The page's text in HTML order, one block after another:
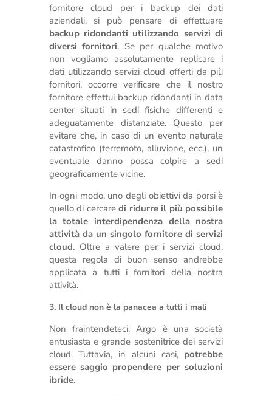
fornitore cloud per i backup dei dati
aziendali, si può pensare di effettuare
backup ridondanti utilizzando servizi di
diversi fornitori. Se per qualche motivo
non vogliamo assolutamente replicare i
dati utilizzando servizi cloud offerti da più
fornitori, occorre verificare che il nostro
fornitore effettui backup ridondanti in data
center situati in sedi fisiche differenti e
adeguatamente distanziate. Questo per
evitare che, in caso di un evento naturale
catastrofico (terremoto, alluvione, ecc.), un
eventuale danno possa colpire a sedi
geograficamente vicine.
In ogni modo, uno degli obiettivi da porsi è
quello di cercaredi ridurre il più possibile
la totale interdipendenza della nostra
attività da un singolo fornitore di servizi
cloud. Oltre a valere per i servizi cloud,
questa regola di buon senso andrebbe
applicata a tutti i fornitori della nostra
attività.
3. Il cloud non è la panacea a tutti i mali
Non fraintendeteci: Argo è una società
entusiasta e grande sostenitrice dei servizi
cloud. Tuttavia, in alcuni casi, potrebbe
essere saggio propendere per soluzioni
ibride.